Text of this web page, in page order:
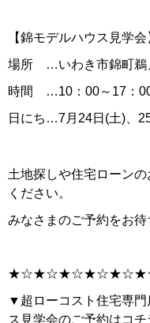
【錦モデルハウス見学会
場所 …いわき市錦町鵜
時間 …10：00～17：
日にち…7月24日(土)、
土地探しや住宅ローン
ください。
みなさまのご予約をお待
▼超ローコスト住宅専
ス見学会のご予約はコチ